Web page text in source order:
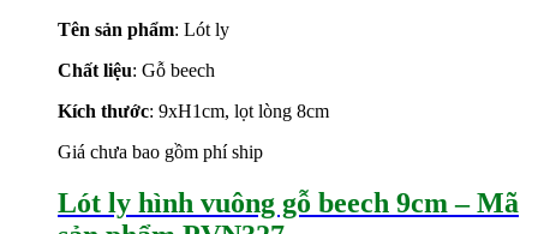
là:
tại
29.000 ₫.
Tên sản phẩm: Lót ly
Chất liệu: Gỗ beech
Kích thước: 9xH1cm, lọt lòng 8cm
Giá chưa bao gồm phí ship
Lót ly hình vuông gỗ beech 9cm – Mã